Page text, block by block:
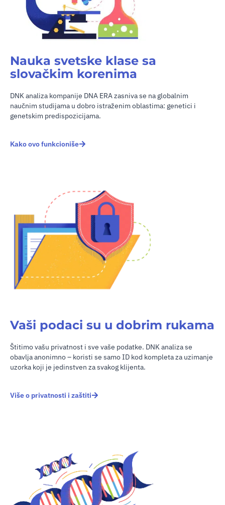
Nauka svetske klase sa
slovačkim korenima
DNK analiza kompanije DNA ERA zasniva se na globalnim
naučnim studijama u dobro istraženim oblastima: genetici i
genetskim predispozicijama.
Kako ovo funkcioniše
Vaši podaci su u dobrim rukama
Štitimo vašu privatnost i sve vaše podatke. DNK analiza se
obavlja anonimno – koristi se samo ID kod kompleta za uzimanje
uzorka koji je jedinstven za svakog klijenta.
Više o privatnosti i zaštiti